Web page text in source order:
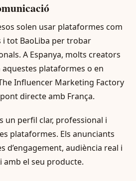
solen usar plataformes com
i tot BaoLiba per trobar
A Espanya, molts creators
plataformes o en
Influencer Marketing Factory
directe amb França.
un perfil clar, professional i
plataformes. Els anunciants
d’engagement, audiència real i
el seu producte.